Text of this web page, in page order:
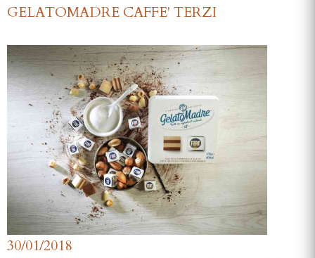
GELATOMADRE CAFFE' TERZI
30/01/2018